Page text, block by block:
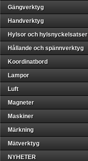
Gängverktyg
Handverktyg
Hylsor och hylsnyckelsatser
Hållande och spännverktyg
Koordinatbord
Lampor
Luft
Magneter
Maskiner
Märkning
Mätverktyg
NYHETER